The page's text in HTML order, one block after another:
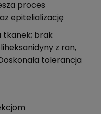
proces
epitelializację
tkanek; brak
z ran,
tolerancja